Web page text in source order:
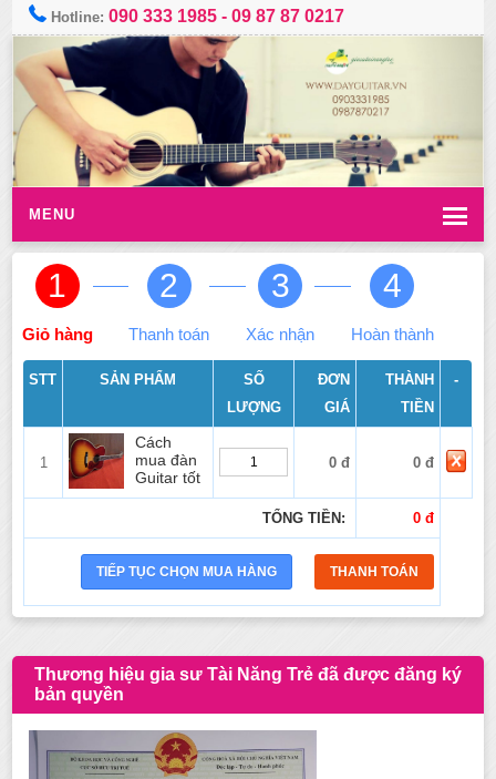
Hotline:090 333 1985 -09 87 87 0217
MENU
1
Giỏ hàng
2
Thanh toán
3
Xác nhận
4
Hoàn thành
STT SẢN PHẨM
SỐ
LƯỢNG
ĐƠN
GIÁ
THÀNH
TIỀN
-
1
Cách
mua đàn
Guitar tốt
0 đ 0 đ
TỔNG TIỀN: 0 đ
Thương hiệu gia sư Tài Năng Trẻ đã được đăng ký
bản quyền